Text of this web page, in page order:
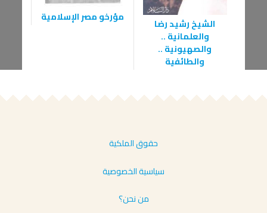
الشيخ رشيد رضا
والعلمانية ..
والصهيونية ..
والطائفية
مؤرخو مصر الإسلامية
حقوق الملكية
سياسية الخصوصية
من نحن؟